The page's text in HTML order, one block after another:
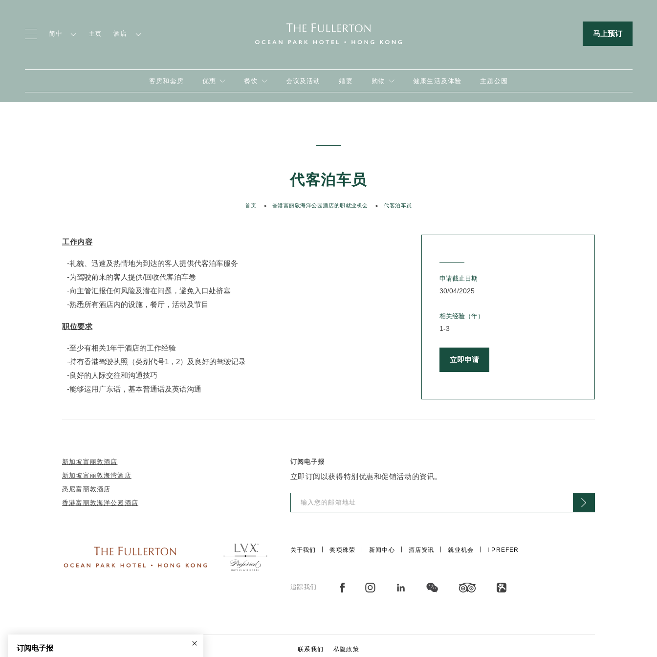
简中 主页 酒店 马上预订
客房和套房 优惠 餐饮 会议及活动 婚宴 购物 健康生活及体验 主题公园
代客泊车员
首页 香港富丽敦海洋公园酒店的职就业机会 代客泊车员
工作内容
礼貌、迅速及热情地为到达的客人提供代客泊车服务
为驾驶前来的客人提供/回收代客泊车卷
向主管汇报任何风险及潜在问题，避免入口处挤塞
熟悉所有酒店内的设施，餐厅，活动及节目
职位要求
至少有相关1年于酒店的工作经验
持有香港驾驶执照（类别代号1，2）及良好的驾驶记录
良好的人际交往和沟通技巧
能够运用广东话，基本普通话及英语沟通
申请截止日期
30/04/2025
相关经验（年）
1-3
立即申请
新加坡富丽敦酒店
新加坡富丽敦海湾酒店
悉尼富丽敦酒店
香港富丽敦海洋公园酒店
订阅电子报
立即订阅以获得特别优惠和促销活动的资讯。
关于我们 奖项殊荣 新闻中心 酒店资讯 就业机会 I PREFER
追踪我们
联系我们 私隐政策